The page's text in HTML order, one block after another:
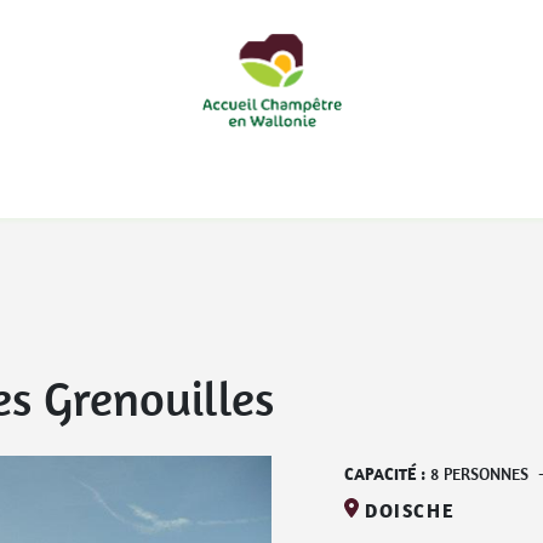
Grenouilles
CAPACITÉ : 8 PERSONNES -
DOISCHE